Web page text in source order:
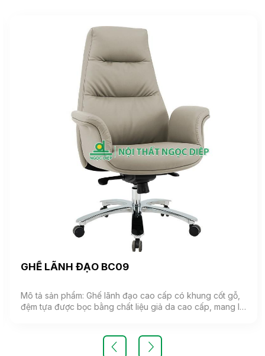
GHẾ LÃNH ĐẠO BC09
Mô tả sản phẩm: Ghế lãnh đạo cao cấp có khung cốt gỗ,
đệm tựa được bọc bằng chất liệu giả da cao cấp, mang lại
bảo tính bền vững và thẩm mỹ.( Sản phẩm nhập khẩu )
Màu sắc: Tùy chọn Chất liệu: Ghế lãnh đạo cao cấp có